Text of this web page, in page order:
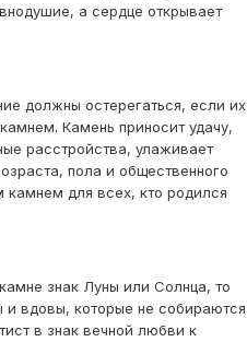
а сердце открывает
должны остерегаться, если их
Камень приносит удачу,
расстройства, улаживает
пола и общественного
камнем для всех, кто родился
знак Луны или Солнца, то
и вдовы, которые не собираются
в знак вечной любви к